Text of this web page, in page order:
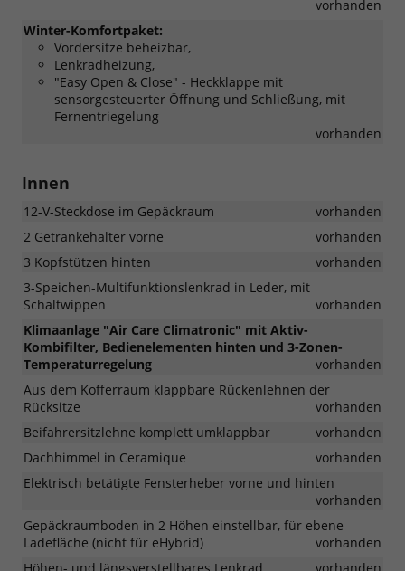
vorhanden
Winter-Komfortpaket:
Vordersitze beheizbar,
Lenkradheizung,
"Easy Open & Close" - Heckklappe mit
sensorgesteuerter Öffnung und Schließung, mit
Fernentriegelung
vorhanden
Innen
12-V-Steckdose im Gepäckraum
vorhanden
2 Getränkehalter vorne
vorhanden
3 Kopfstützen hinten
vorhanden
3-Speichen-Multifunktionslenkrad in Leder, mit
Schaltwippen
vorhanden
Klimaanlage "Air Care Climatronic" mit Aktiv-
Kombifilter, Bedienelementen hinten und 3-Zonen-
Temperaturregelung
vorhanden
Aus dem Kofferraum klappbare Rückenlehnen der
Rücksitze
vorhanden
Beifahrersitzlehne komplett umklappbar
vorhanden
Dachhimmel in Ceramique
vorhanden
Elektrisch betätigte Fensterheber vorne und hinten
vorhanden
Gepäckraumboden in 2 Höhen einstellbar, für ebene
Ladefläche (nicht für eHybrid)
vorhanden
Höhen- und längsverstellbares Lenkrad
vorhanden